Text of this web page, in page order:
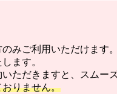
みご利用いただけます。
ます。
ただきますと、スムー
りません。